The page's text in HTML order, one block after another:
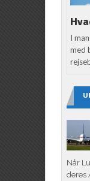
I
med
Når
deres